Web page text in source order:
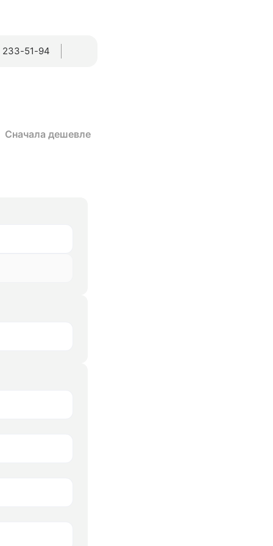
233-51-94
Сначала дешевле